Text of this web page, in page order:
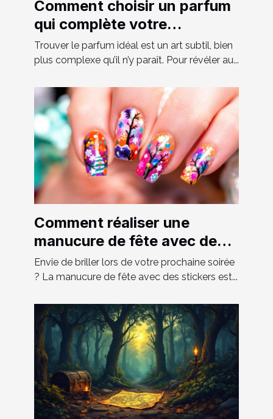
Comment choisir un parfum
qui complète votre
personnalité?
Trouver le parfum idéal est un art subtil, bien
plus complexe qu’il n’y paraît. Pour révéler au...
Comment réaliser une
manucure de fête avec des
stickers ?
Envie de briller lors de votre prochaine soirée
? La manucure de fête avec des stickers est...